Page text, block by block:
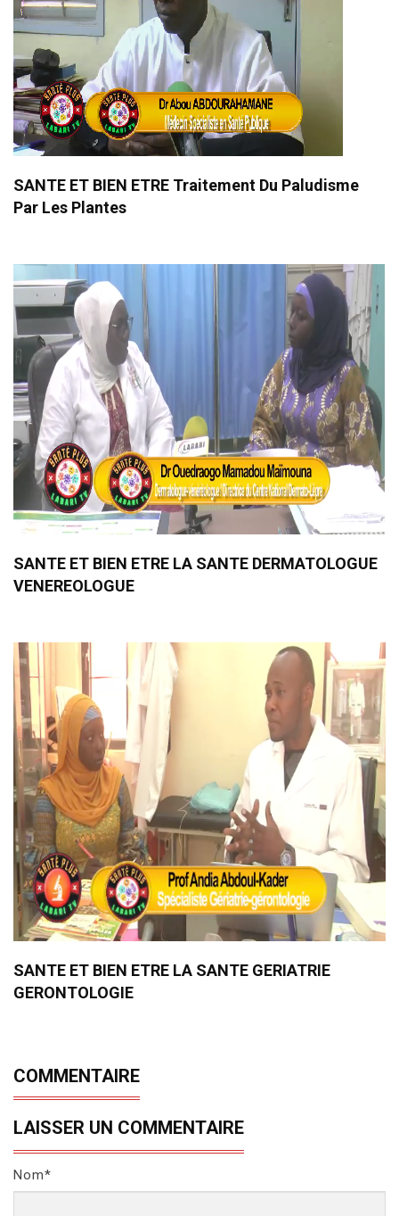
SANTE ET BIEN ETRE Traitement Du Paludisme
Par Les Plantes
SANTE ET BIEN ETRE LA SANTE DERMATOLOGUE
VENEREOLOGUE
SANTE ET BIEN ETRE LA SANTE GERIATRIE
GERONTOLOGIE
COMMENTAIRE
LAISSER UN COMMENTAIRE
Nom*